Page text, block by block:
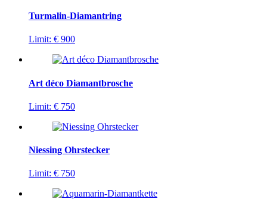
Turmalin-Diamantring
Limit: € 900
Art déco Diamantbrosche
Limit: € 750
Niessing Ohrstecker
Limit: € 750